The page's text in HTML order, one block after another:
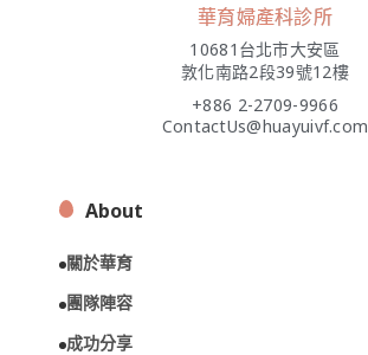
華育婦產科診所
10681台北市大安區
敦化南路2段39號12樓
+886 2-2709-9966
ContactUs@huayuivf.com
About
關於華育
團隊陣容
成功分享